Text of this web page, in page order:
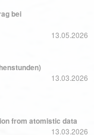
bei
13.05.2026
13.03.2026
from atomistic data
13.03.2026